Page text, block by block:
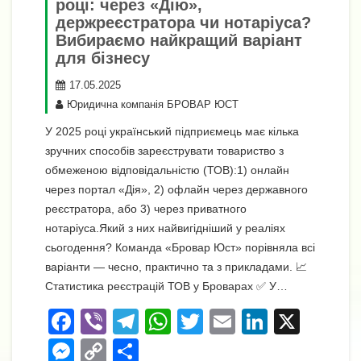
році: через «Дію»,
держреєстратора чи нотаріуса?
Вибираємо найкращий варіант
для бізнесу
17.05.2025
Юридична компанія БРОВАР ЮСТ
У 2025 році український підприємець має кілька
зручних способів зареєструвати товариство з
обмеженою відповідальністю (ТОВ):1) онлайн
через портал «Дія», 2) офлайн через державного
реєстратора, або 3) через приватного
нотаріуса.Який з них найвигідніший у реаліях
сьогодення? Команда «Бровар Юст» порівняла всі
варіанти — чесно, практично та з прикладами. 📈
Статистика реєстрацій ТОВ у Броварах ✅ У…
F
a
Vi
b
T
W
T
E
Li
M
C